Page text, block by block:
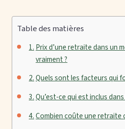
Table des matières
Prix d’une retraite dans un
vraiment ?
Quels sont les facteurs qui
Qu’est-ce qui est inclus
Combien coûte une retraite